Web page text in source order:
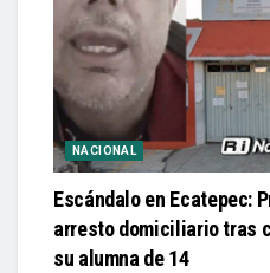
NACIONAL
Escándalo en Ecatepec:
arresto domiciliario tras
su alumna de 14